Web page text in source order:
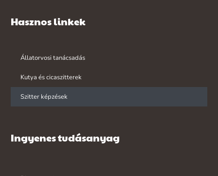
Hasznos linkek
Állatorvosi tanácsadás
Kutya és cicaszitterek
Szitter képzések
Ingyenes tudásanyag